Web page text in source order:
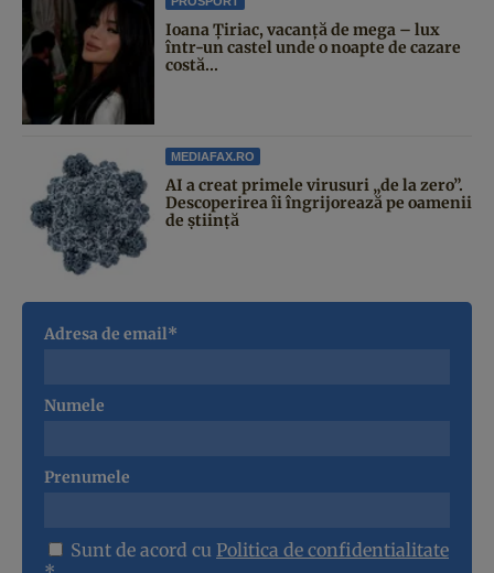
Ioana Țiriac, vacanță de mega – lux
într-un castel unde o noapte de cazare
costă...
MEDIAFAX.RO
AI a creat primele virusuri „de la zero”.
Descoperirea îi îngrijorează pe oamenii
de știință
Adresa de email*
Numele
Prenumele
Sunt de acord cu Politica de confidentialitate